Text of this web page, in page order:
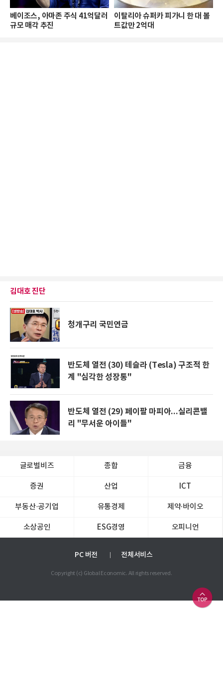
베이조스, 아마존 주식 41억달러
규모 매각 추진
이탈리아 슈퍼카 피가니 한 대 볼
트값만 2억대
김대호 진단
청개구리 국민연금
반도체 열전 (30) 테슬라 (Tesla) 구조적 한
계 "심각한 성장통"
반도체 열전 (29) 페이팔 마피아...실리콘밸
리 "무서운 아이들"
글로벌비즈 종합 금융
증권 산업 ICT
부동산·공기업 유통경제 제약∙바이오
소상공인 ESG경영 오피니언
PC 버전 전체서비스
Copyright (c) Global Economic. All rights reserved.